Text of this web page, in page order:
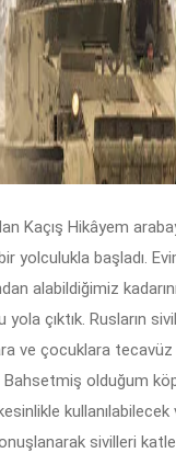
Kaçış Hikâyem
yolculukla başladı.
alabildiğimiz
yola çıktık. Rusların
ve çocuklara tecavüz
olduğum
sivilleri